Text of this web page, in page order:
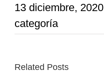
13 diciembre, 2020
categoría
Related Posts